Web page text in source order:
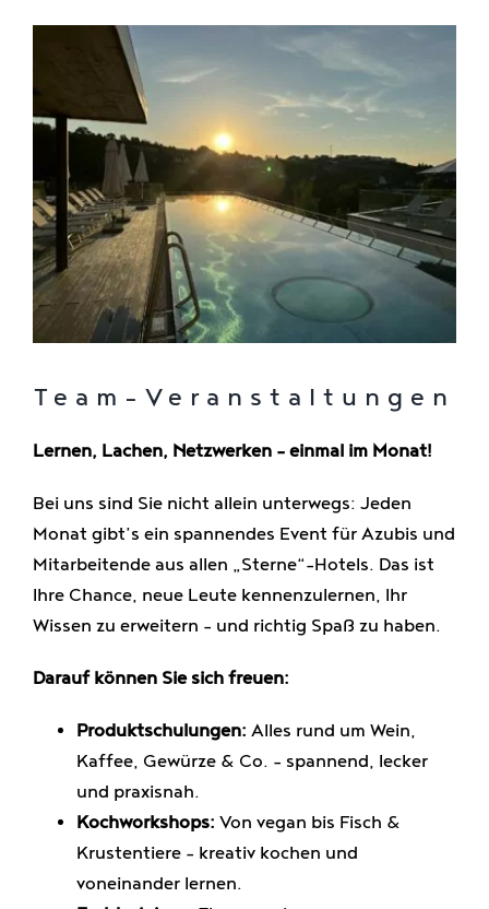
Team-Veranstaltungen
Lernen, Lachen, Netzwerken – einmal im Monat!
Bei uns sind Sie nicht allein unterwegs: Jeden
Monat gibt’s ein spannendes Event für Azubis und
Mitarbeitende aus allen „Sterne“-Hotels. Das ist
Ihre Chance, neue Leute kennenzulernen, Ihr
Wissen zu erweitern – und richtig Spaß zu haben.
Darauf können Sie sich freuen:
Produktschulungen: Alles rund um Wein,
Kaffee, Gewürze & Co. – spannend, lecker
und praxisnah.
Kochworkshops: Von vegan bis Fisch &
Krustentiere – kreativ kochen und
voneinander lernen.